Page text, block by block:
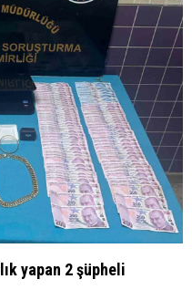
yapan 2 şüpheli